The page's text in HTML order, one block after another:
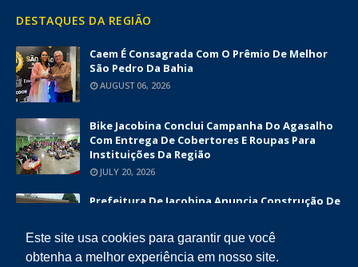
Este site usa cookies para garantir que você
obtenha a melhor experiência em nosso site.
DESTAQUES DA REGIÃO
Caem É Consagrada Com O Prêmio De Melhor
São Pedro Da Bahia
AUGUST 06, 2026
Bike Jacobina Conclui Campanha Do Agasalho
Com Entrega De Cobertores E Roupas Para
Instituições Da Região
JULY 20, 2026
Prefeitura De Jacobina Anuncia Construção De
Superior A R$ 1,7 Milhão
JUNE 12, 2026